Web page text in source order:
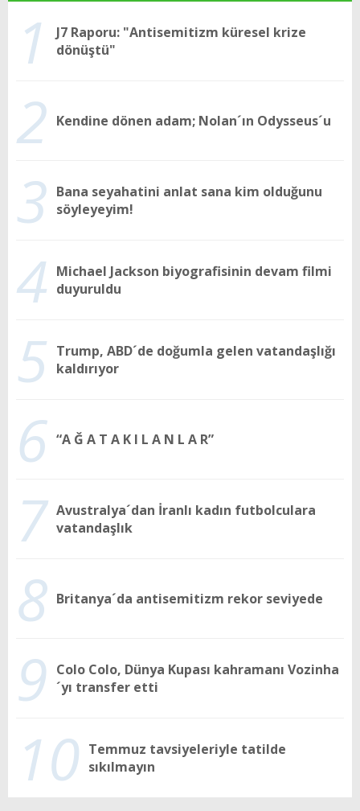
1
J7 Raporu: "Antisemitizm küresel krize
dönüştü"
2 Kendine dönen adam; Nolan´ın Odysseus´u
3 Bana seyahatini anlat sana kim olduğunu
söyleyeyim!
4 Michael Jackson biyografisinin devam filmi
duyuruldu
5 Trump, ABD´de doğumla gelen vatandaşlığı
kaldırıyor
6 “A Ğ A T A K I L A N L A R”
7 Avustralya´dan İranlı kadın futbolculara
vatandaşlık
8 Britanya´da antisemitizm rekor seviyede
9
Colo Colo, Dünya Kupası kahramanı Vozinha
´yı transfer etti
10 Temmuz tavsiyeleriyle tatilde
sıkılmayın